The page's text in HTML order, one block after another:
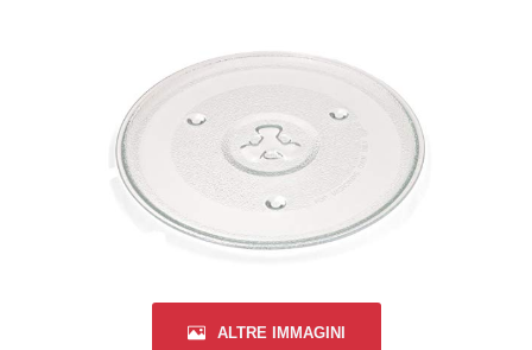
ALTRE IMMAGINI